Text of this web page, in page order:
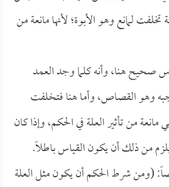
لمانع وهو الأبوة؛ لأنها مانعة من
صحيح هنا، وأنه كلما وجد العمد
وهو القصاص، وأما هنا فتخلفت
مانعة من تأثير العلة في الحكم، وإذا كان
من ذلك أن يكون القياس باطلاً.
(ومن شرط الحكم أن يكون مثل العلة